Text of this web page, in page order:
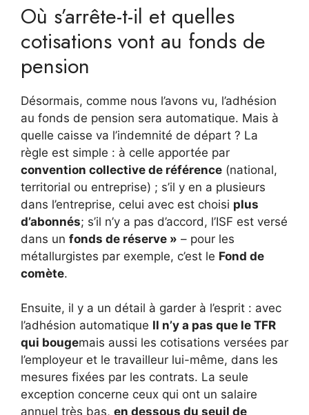
Où s’arrête-t-il et quelles
cotisations vont au fonds de
pension
Désormais, comme nous l’avons vu, l’adhésion
au fonds de pension sera automatique. Mais à
quelle caisse va l’indemnité de départ ? La
règle est simple : à celle apportée par
convention collective de référence (national,
territorial ou entreprise) ; s’il y en a plusieurs
dans l’entreprise, celui avec est choisi plus
d’abonnés; s’il n’y a pas d’accord, l’ISF est versé
dans un fonds de réserve » – pour les
métallurgistes par exemple, c’est le Fond de
comète.
Ensuite, il y a un détail à garder à l’esprit : avec
l’adhésion automatique Il n’y a pas que le TFR
qui bougemais aussi les cotisations versées par
l’employeur et le travailleur lui-même, dans les
mesures fixées par les contrats. La seule
exception concerne ceux qui ont un salaire
annuel très bas, en dessous du seuil de